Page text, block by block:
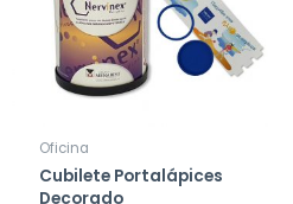
Oficina
Cubilete Portalápices
Decorado